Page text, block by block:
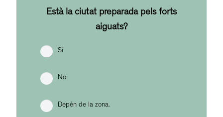
Està la ciutat preparada pels forts
aiguats?
Sí
No
Depèn de la zona.